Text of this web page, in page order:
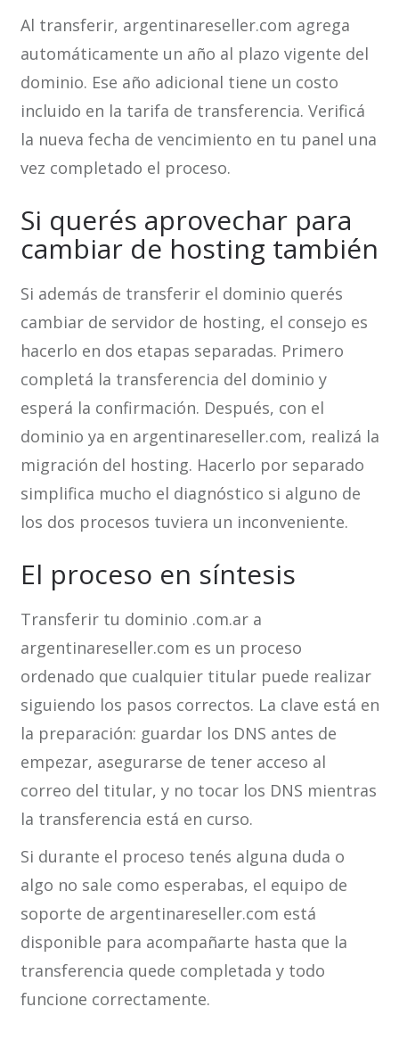
Al transferir, argentinareseller.com agrega
automáticamente un año al plazo vigente del
dominio. Ese año adicional tiene un costo
incluido en la tarifa de transferencia. Verificá
la nueva fecha de vencimiento en tu panel una
vez completado el proceso.
Si querés aprovechar para
cambiar de hosting también
Si además de transferir el dominio querés
cambiar de servidor de hosting, el consejo es
hacerlo en dos etapas separadas. Primero
completá la transferencia del dominio y
esperá la confirmación. Después, con el
dominio ya en argentinareseller.com, realizá la
migración del hosting. Hacerlo por separado
simplifica mucho el diagnóstico si alguno de
los dos procesos tuviera un inconveniente.
El proceso en síntesis
Transferir tu dominio .com.ar a
argentinareseller.com es un proceso
ordenado que cualquier titular puede realizar
siguiendo los pasos correctos. La clave está en
la preparación: guardar los DNS antes de
empezar, asegurarse de tener acceso al
correo del titular, y no tocar los DNS mientras
la transferencia está en curso.
Si durante el proceso tenés alguna duda o
algo no sale como esperabas, el equipo de
soporte de argentinareseller.com está
disponible para acompañarte hasta que la
transferencia quede completada y todo
funcione correctamente.